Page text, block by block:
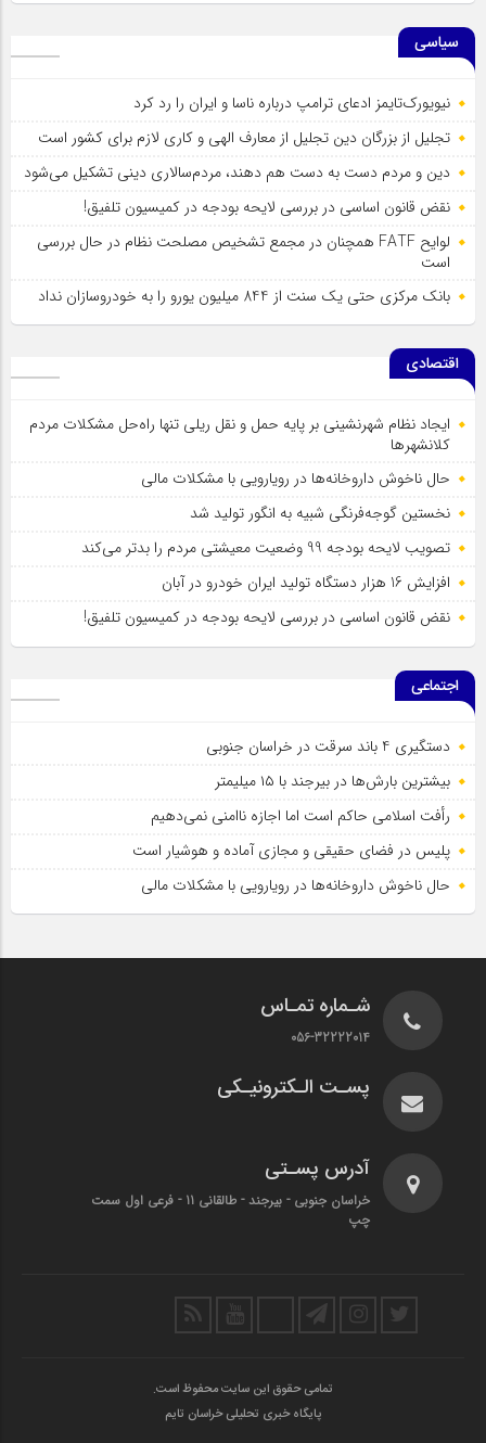
سیاسی
نیویورک‌تایمز ادعای ترامپ درباره ناسا و ایران را رد کرد
تجلیل از بزرگان دین تجلیل از معارف الهی و کاری لازم برای کشور است
دین و مردم دست به‌ دست هم دهند، مردم‌سالاری دینی تشکیل می‌شود
نقض قانون اساسی در بررسی لایحه بودجه در کمیسیون تلفیق!
لوایح FATF همچنان در مجمع تشخیص مصلحت نظام در حال بررسی
است
بانک مرکزی حتی یک سنت از 844 میلیون یورو را به خودروسازان نداد
اقتصادی
ایجاد نظام شهرنشینی بر پایه حمل و نقل ریلی تنها راه‌حل مشکلات مردم
کلانشهرها
حال ناخوش داروخانه‌ها در رویارویی با مشکلات مالی
نخستین گوجه‌فرنگی شبیه به انگور تولید شد
تصویب لایحه بودجه 99 وضعیت معیشتی مردم را بدتر می‌کند
افزایش 16 هزار دستگاه تولید ایران خودرو در آبان
نقض قانون اساسی در بررسی لایحه بودجه در کمیسیون تلفیق!
اجتماعی
دستگیری 4 باند سرقت در خراسان جنوبی
بیشترین بارش‌ها در بیرجند با ۱۵ میلیمتر
رأفت اسلامی حاکم است اما اجازه ناامنی نمی‌دهیم
پلیس در فضای حقیقی و مجازی آماده و هوشیار است
حال ناخوش داروخانه‌ها در رویارویی با مشکلات مالی
شـماره تمـاس
056-32222014
پسـت الـکترونیـکی
آدرس پسـتی
خراسان جنوبی - بیرجند - طالقانی 11 - فرعی اول سمت
چپ
تمامی حقوق این سایت محفوظ است.
پایگاه خبری تحلیلی خراسان تایم